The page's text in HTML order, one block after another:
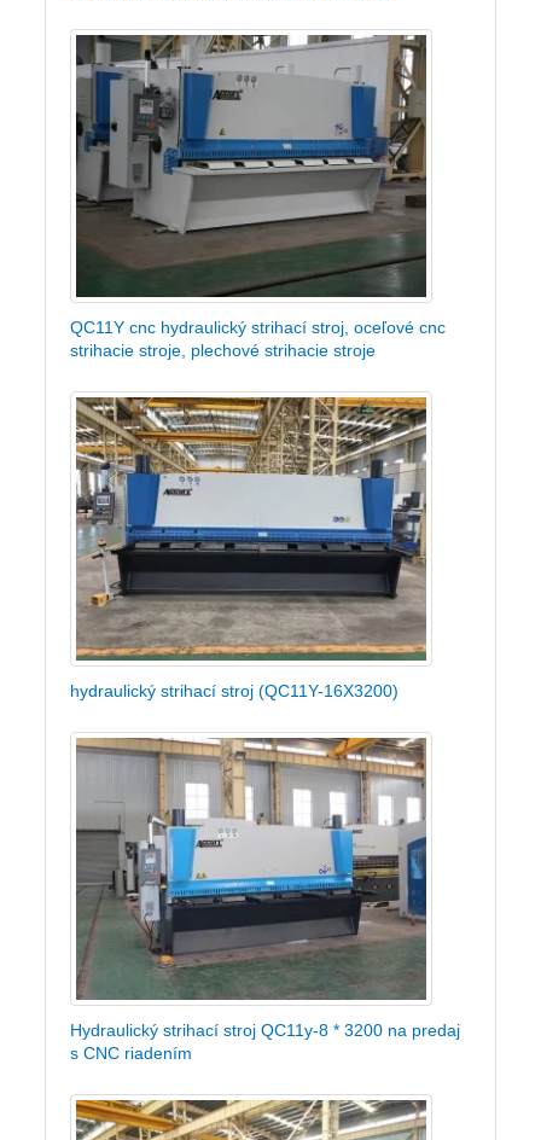
QC11Y cnc hydraulický strihací stroj, oceľové cnc
strihacie stroje, plechové strihacie stroje
hydraulický strihací stroj (QC11Y-16X3200)
Hydraulický strihací stroj QC11y-8 * 3200 na predaj
s CNC riadením